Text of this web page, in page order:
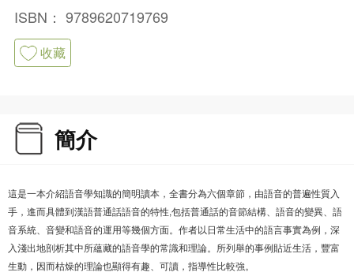
ISBN： 9789620719769
收藏
簡介
這是一本介紹語音學知識的簡明讀本，全書分為六個章節，由語音的普遍性質入
手，進而具體到漢語普通話語音的特性,包括普通話的音節結構、語音的變異、語
音系統、音變和語音的運用等幾個方面。作者以日常生活中的語言事實為例，深
入淺出地剖析其中所蘊藏的語音學的常識和理論。所列舉的事例貼近生活，豐富
生動，因而枯燥的理論也顯得有趣、可讀，指導性比較強。